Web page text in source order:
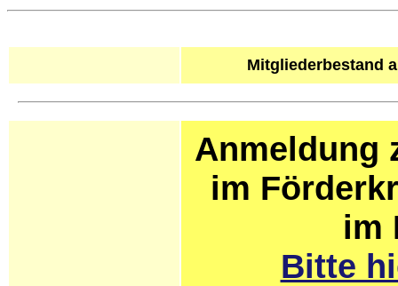
Mitgliederbestand
Anmeldung
im
im
Bitte